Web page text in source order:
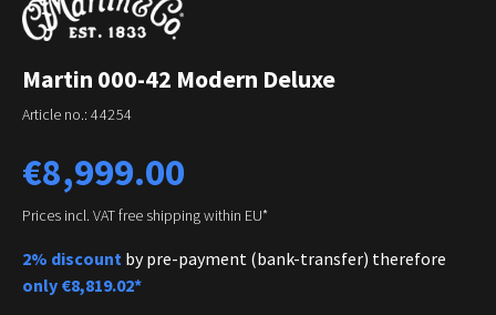
Martin 000-42 Modern Deluxe
Article no.: 44254
Regular price:
€8,999.00
Prices incl. VAT free shipping within EU*
2% discount by pre-payment (bank-transfer) therefore
only €8,819.02*